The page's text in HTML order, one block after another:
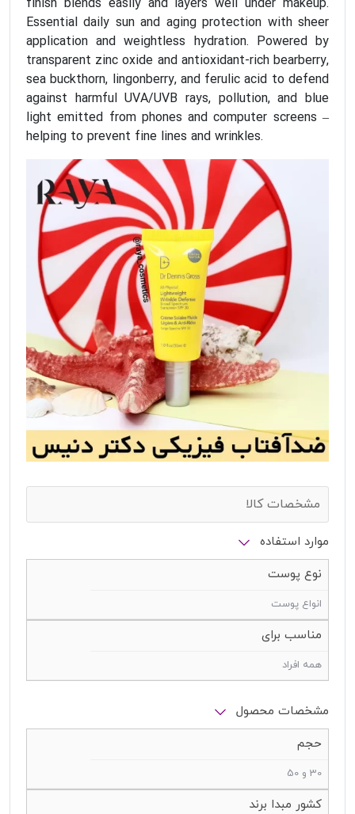
finish blends easily and layers well under makeup.
Essential daily sun and aging protection with sheer
application and weightless hydration. Powered by
transparent zinc oxide and antioxidant-rich bearberry,
sea buckthorn, lingonberry, and ferulic acid to defend
against harmful UVA/UVB rays, pollution, and blue
light emitted from phones and computer screens –
helping to prevent fine lines and wrinkles.
مشخصات کالا
موارد استفاده
نوع پوست
انواع پوست
مناسب برای
همه افراد
مشخصات محصول
حجم
30 و 50
کشور مبدا برند